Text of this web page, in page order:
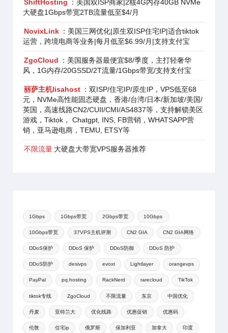
ShiftHosting
：美国双ISP商家|2核4G内存40GB NVMe
大硬盘1Gbps带宽2TB流量低至$4/月
NovixLink ：美国三网优化|原生双ISP住宅IP|适合tiktok
运营，跨境电商等业务|每月低至$6.99/月|支持支付宝
ZgoCloud
：美国服务器最便宜$8/季度，主打轻奢华
风，1G内存/20GSSD/2T流量/1Gbps带宽/支持支付宝
丽萨主机lisahost ：双ISP/住宅IP/原生IP，VPS低至68
元，NVMe高性能固态硬盘，香港/台湾/日本/新加坡/美国/
英国，高速线路CN2/CUII/CMI/AS4837等，支持解锁美区
游戏，Tiktok， Chatgpt, INS, FB营销，WHATSAPP营
销，亚马逊电商，TEMU, ETSY等
不限流量 大硬盘大带宽VPS服务器推荐
1Gbps 1Gbps带宽 2Gbps带宽 10Gbps
10Gbps带宽 37VPS主机评测 CN2 GIA CN2 GIA网络
DDoS保护 DDoS 保护 DDoS防御 DDoS 防护
DDoS防护 desivps evoxt Lightlayer orangevps
PayPal pq.hosting RackNerd rarecloud TikTok
tiktok专线 ZgoCloud 不限流量 东京 中国优化
丹麦 亚特兰大 优化线路 优惠促销 优惠码
伦敦 住宅ip 俄罗斯 保加利亚 加拿大 印度